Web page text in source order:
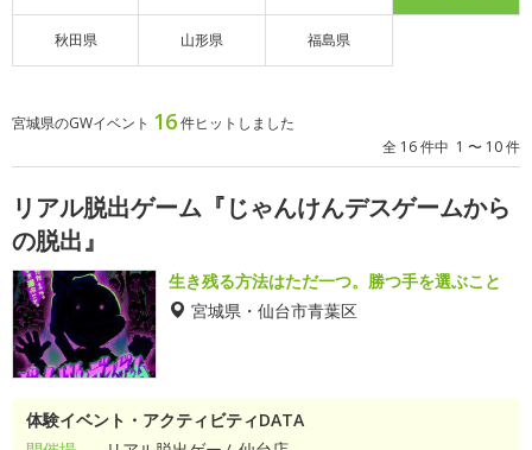
秋田県 山形県 福島県
宮城県のGWイベント 16件ヒットしました
全 16 件中 1 〜 10 件
リアル脱出ゲーム『じゃんけんデスゲームから
の脱出』
生き残る方法はただ一つ。勝つ手を選ぶこと
宮城県・仙台市青葉区
体験イベント・アクティビティDATA